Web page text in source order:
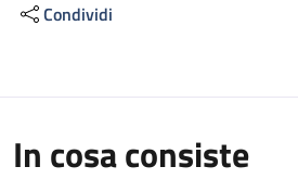
Condividi
In cosa consiste